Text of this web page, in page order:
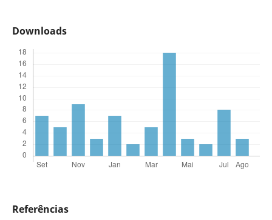
Downloads
Referências